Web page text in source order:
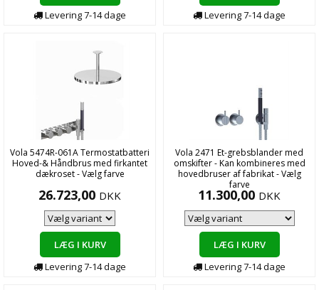
Levering7-14dage
Levering7-14dage
Vola 5474R-061A Termostatbatteri
Hoved-& Håndbrus med firkantet
dækroset - Vælg farve
26.723,00 DKK
LÆG I KURV
Levering7-14dage
Vola 2471 Et-grebsblander med
omskifter - Kan kombineres med
hovedbruser af fabrikat - Vælg
farve
11.300,00 DKK
LÆG I KURV
Levering7-14dage